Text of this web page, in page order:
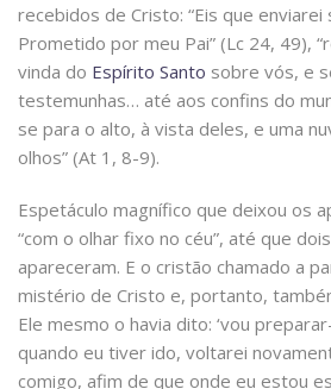
recebidos de Cristo: “Eis que
Prometido por meu Pai” (Lc 24, 49),
vinda do Espírito Santo sobre vós, e
testemunhas… até aos confins do
se para o alto, à vista deles, e uma
olhos” (At 1, 8-9).
Espetáculo magnífico que deixou os
“com o olhar fixo no céu”, até que
apareceram. E o cristão chamado a
mistério de Cristo e, portanto,
Ele mesmo o havia dito: ‘vou
quando eu tiver ido, voltarei
comigo, afim de que onde eu estou